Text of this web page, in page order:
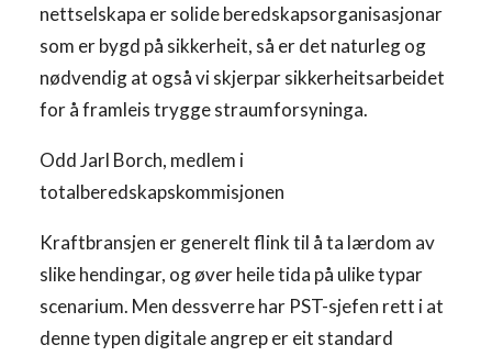
nettselskapa er solide beredskapsorganisasjonar
som er bygd på sikkerheit, så er det naturleg og
nødvendig at også vi skjerpar sikkerheitsarbeidet
for å framleis trygge straumforsyninga.
Odd Jarl Borch, medlem i
totalberedskapskommisjonen
Kraftbransjen er generelt flink til å ta lærdom av
slike hendingar, og øver heile tida på ulike typar
scenarium. Men dessverre har PST-sjefen rett i at
denne typen digitale angrep er eit standard